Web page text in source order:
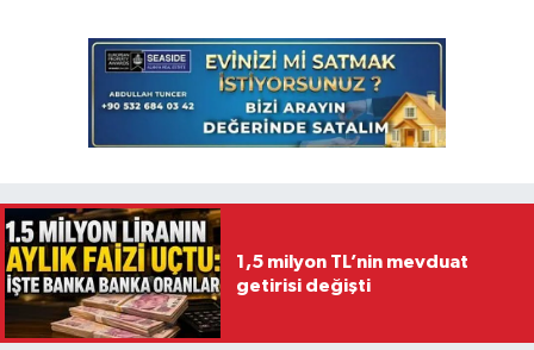
1,5 milyon TL’nin mevduat
getirisi değişti